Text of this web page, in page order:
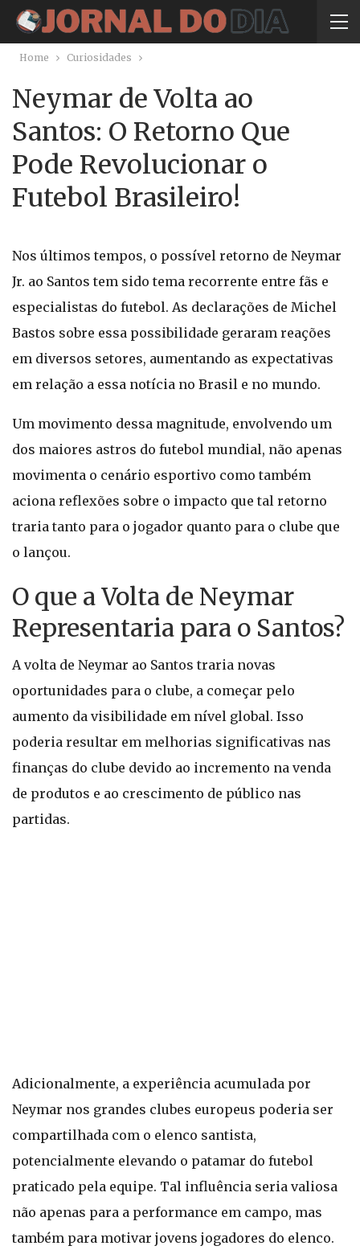
Home Curiosidades
Neymar de Volta ao
Santos: O Retorno Que
Pode Revolucionar o
Futebol Brasileiro!
Nos últimos tempos, o possível retorno de Neymar
Jr. ao Santos tem sido tema recorrente entre fãs e
especialistas do futebol. As declarações de Michel
Bastos sobre essa possibilidade geraram reações
em diversos setores, aumentando as expectativas
em relação a essa notícia no Brasil e no mundo.
Um movimento dessa magnitude, envolvendo um
dos maiores astros do futebol mundial, não apenas
movimenta o cenário esportivo como também
aciona reflexões sobre o impacto que tal retorno
traria tanto para o jogador quanto para o clube que
o lançou.
O que a Volta de Neymar
Representaria para o Santos?
A volta de Neymar ao Santos traria novas
oportunidades para o clube, a começar pelo
aumento da visibilidade em nível global. Isso
poderia resultar em melhorias significativas nas
finanças do clube devido ao incremento na venda
de produtos e ao crescimento de público nas
partidas.
Adicionalmente, a experiência acumulada por
Neymar nos grandes clubes europeus poderia ser
compartilhada com o elenco santista,
potencialmente elevando o patamar do futebol
praticado pela equipe. Tal influência seria valiosa
não apenas para a performance em campo, mas
também para motivar jovens jogadores do elenco.